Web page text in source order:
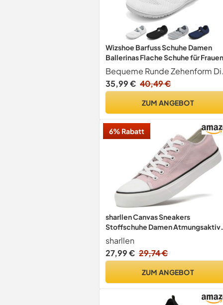
Wizshoe Barfuss Schuhe Damen
Ballerinas Flache Schuhe für Frauen
Barfußschuhe Hausschuhe Elegant
Ballerina mit Riemchen Sommer
Barefoot Shoes Slip On
Bequem Weiß 39 EU
Bequeme Runde Zehenform Die
35,99 € 40,49 €
ZUM ANGEBOT
6% Rabatt
sharllen Canvas Sneakers
Stoffschuhe Damen
Low Top Turnschuhe Freizeit Leicht
Stoff Schuhe Leinenschuhe
Segeltuchschuhe(Pink 250)
sharllen
27,99 € 29,74 €
ZUM ANGEBOT